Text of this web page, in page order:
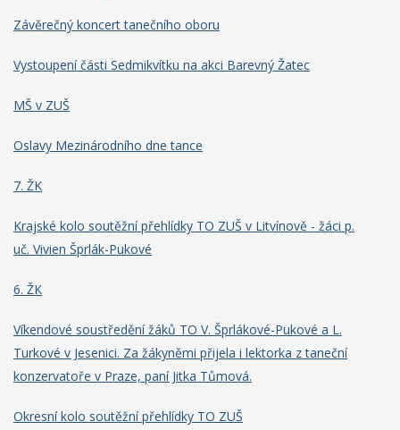
Závěrečný koncert tanečního oboru
Vystoupení části Sedmikvítku na akci Barevný Žatec
MŠ v ZUŠ
Oslavy Mezinárodního dne tance
7. ŽK
Krajské kolo soutěžní přehlídky TO ZUŠ v Litvínově - žáci p.
uč. Vivien Šprlák-Pukové
6. ŽK
Víkendové soustředění žáků TO V. Šprlákové-Pukové a L.
Turkové v Jesenici. Za žákyněmi přijela i lektorka z taneční
konzervatoře v Praze, paní Jitka Tůmová.
Okresní kolo soutěžní přehlídky TO ZUŠ